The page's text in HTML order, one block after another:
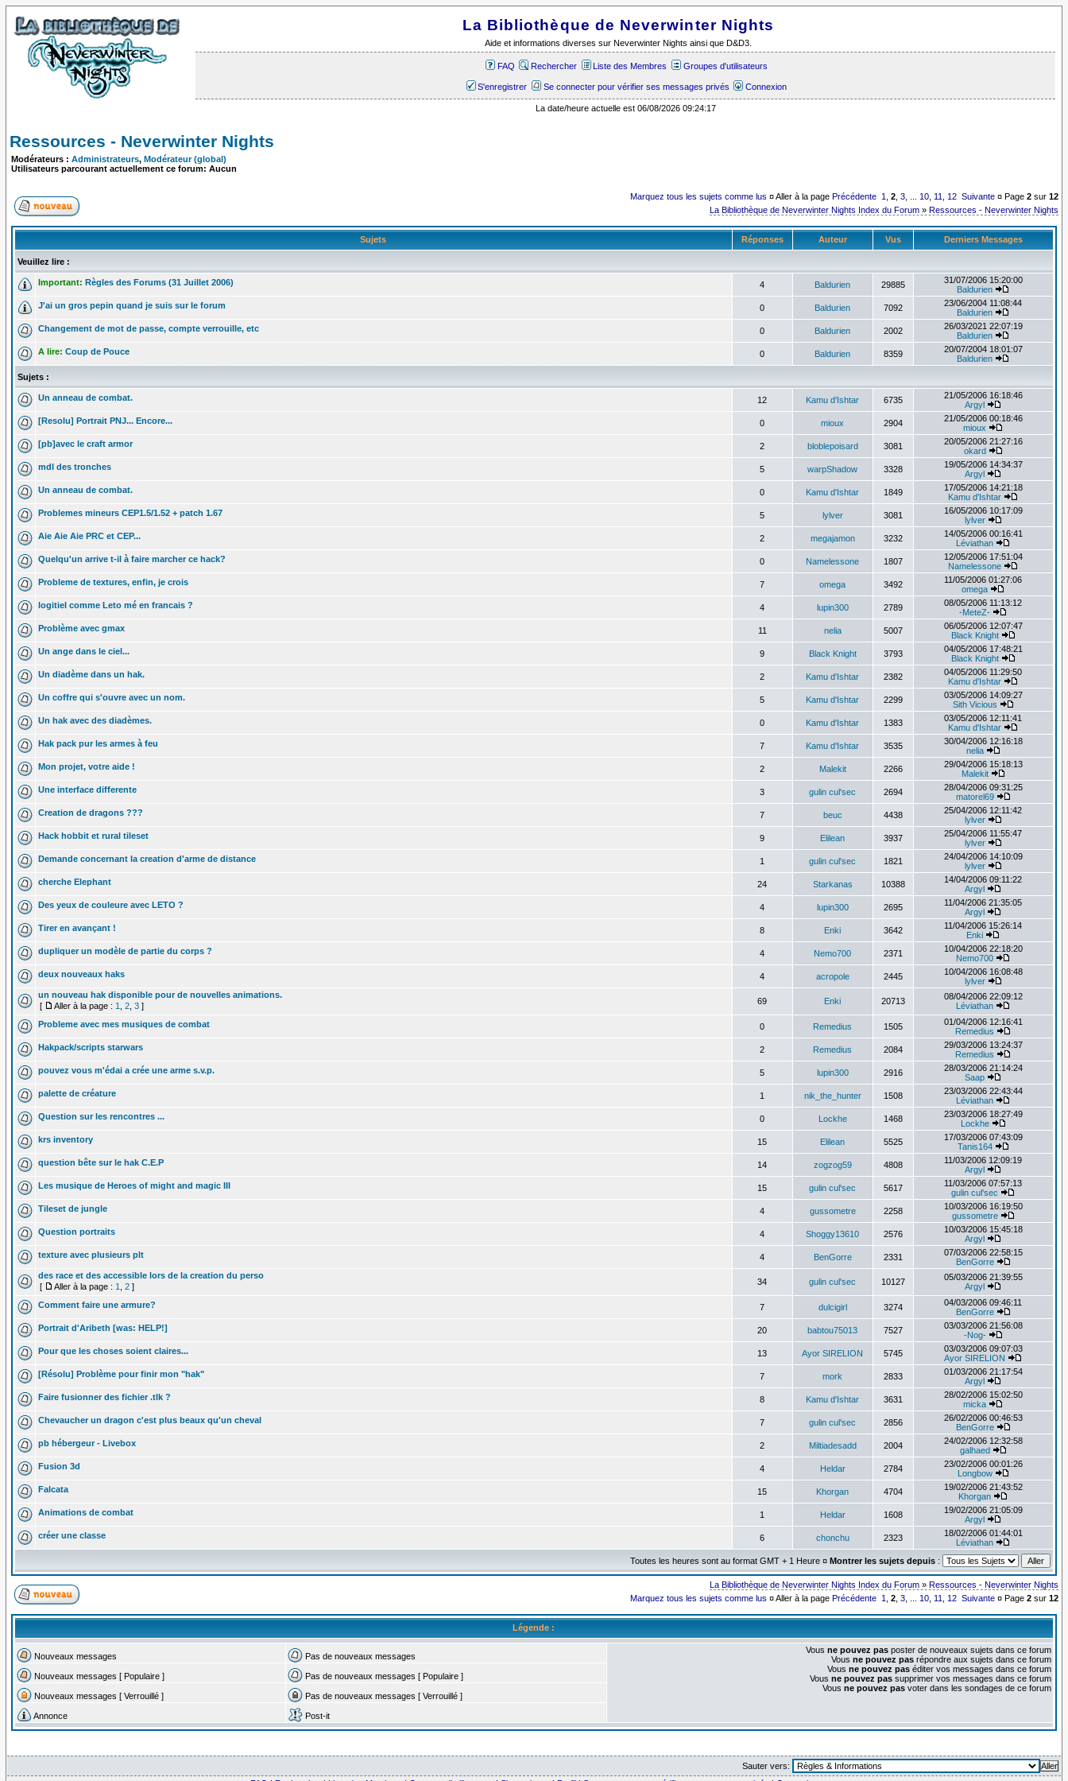
La Bibliothèque de Neverwinter Nights
Aide et informations diverses sur Neverwinter Nights ainsi que D&D3.
FAQ Rechercher Liste des Membres Groupes d'utilisateurs
S'enregistrer Se connecter pour vérifier ses messages privés Connexion
La date/heure actuelle est 06/08/2026 09:24:17
Ressources - Neverwinter Nights
Modérateurs :Administrateurs,Modérateur (global)
Utilisateurs parcourant actuellement ce forum: Aucun
Marquez tous les sujets comme lus ¤ Aller à la pagePrécédente 1 ,2 ,3 10 11 12 Suivante ¤ Page2 sur12
La Bibliothèque de Neverwinter Nights Index du Forum »Ressources - Neverwinter Nights
Sujets Réponses Auteur Vus Derniers Messages
Veuillez lire :
Important: Règles des Forums (31 Juillet 2006) 4 Baldurien 29885
31/07/2006 15:20:00
Baldurien
J'ai un gros pepin quand je suis sur le forum
0 Baldurien 7092
23/06/2004 11:08:44
Baldurien
Changement de mot de passe, compte verrouille, etc
0 Baldurien 2002
26/03/2021 22:07:19
Baldurien
A lire: Coup de Pouce 0 Baldurien 8359
20/07/2004 18:01:07
Baldurien
Sujets :
Un anneau de combat. 12 Kamu d'Ishtar 6735
21/05/2006 16:18:46
Argyl
[Resolu] Portrait PNJ... Encore...
0 mioux 2904
21/05/2006 00:18:46
mioux
[pb]avec le craft armor
2 bloblepoisard 3081
20/05/2006 21:27:16
okard
mdl des tronches
5 warpShadow 3328
19/05/2006 14:34:37
Argyl
Un anneau de combat.
0 Kamu d'Ishtar 1849
17/05/2006 14:21:18
Kamu d'Ishtar
Problemes mineurs CEP1.5/1.52 + patch 1.67
5 lylver 3081
16/05/2006 10:17:09
lylver
Aie Aie Aie PRC et CEP...
2 megajamon 3232
14/05/2006 00:16:41
Léviathan
Quelqu'un arrive t-il à faire marcher ce hack?
0 Namelessone 1807
12/05/2006 17:51:04
Namelessone
Probleme de textures, enfin, je crois
7 omega 3492
11/05/2006 01:27:06
omega
logitiel comme Leto mé en francais ?
4 lupin300 2789
08/05/2006 11:13:12
-MeteZ-
Problème avec gmax
11 nelia 5007
06/05/2006 12:07:47
Black Knight
Un ange dans le ciel...
9 Black Knight 3793
04/05/2006 17:48:21
Black Knight
Un diadème dans un hak.
2 Kamu d'Ishtar 2382
04/05/2006 11:29:50
Kamu d'Ishtar
Un coffre qui s'ouvre avec un nom.
5 Kamu d'Ishtar 2299
03/05/2006 14:09:27
Sith Vicious
Un hak avec des diadèmes.
0 Kamu d'Ishtar 1383
03/05/2006 12:11:41
Kamu d'Ishtar
Hak pack pur les armes à feu
7 Kamu d'Ishtar 3535
30/04/2006 12:16:18
nelia
Mon projet, votre aide !
2 Malekit 2266
29/04/2006 15:18:13
Malekit
Une interface differente
3 gulin cul'sec 2694
28/04/2006 09:31:25
matorel69
Creation de dragons ???
7 beuc 4438
25/04/2006 12:11:42
lylver
Hack hobbit et rural tileset
9 Elilean 3937
25/04/2006 11:55:47
lylver
Demande concernant la creation d'arme de distance
1 gulin cul'sec 1821
24/04/2006 14:10:09
lylver
cherche Elephant
24 Starkanas 10388
14/04/2006 09:11:22
Argyl
Des yeux de couleure avec LETO ?
4 lupin300 2695
11/04/2006 21:35:05
Argyl
Tirer en avançant !
8 Enki 3642
11/04/2006 15:26:14
Enki
dupliquer un modèle de partie du corps ?
4 Nemo700 2371
10/04/2006 22:18:20
Nemo700
deux nouveaux haks
4 acropole 2445
10/04/2006 16:08:48
lylver
un nouveau hak disponible pour de nouvelles animations.
[
Aller à la page :1,2,3 ]
69 Enki 20713
08/04/2006 22:09:12
Léviathan
Probleme avec mes musiques de combat
0 Remedius 1505
01/04/2006 12:16:41
Remedius
Hakpack/scripts starwars
2 Remedius 2084
29/03/2006 13:24:37
Remedius
pouvez vous m'édai a crée une arme s.v.p.
5 lupin300 2916
28/03/2006 21:14:24
Saap
palette de créature
1 nik_the_hunter 1508
23/03/2006 22:43:44
Léviathan
Question sur les rencontres ...
0 Lockhe 1468
23/03/2006 18:27:49
Lockhe
krs inventory
15 Elilean 5525
17/03/2006 07:43:09
Tanis164
question bête sur le hak C.E.P
14 zogzog59 4808
11/03/2006 12:09:19
Argyl
Les musique de Heroes of might and magic III
15 gulin cul'sec 5617
11/03/2006 07:57:13
gulin cul'sec
Tileset de jungle
4 gussometre 2258
10/03/2006 16:19:50
gussometre
Question portraits
4 Shoggy13610 2576
10/03/2006 15:45:18
Argyl
texture avec plusieurs plt
4 BenGorre 2331
07/03/2006 22:58:15
BenGorre
des race et des accessible lors de la creation du perso
[
Aller à la page :1,2 ]
34 gulin cul'sec 10127
05/03/2006 21:39:55
Argyl
Comment faire une armure?
7 dulcigirl 3274
04/03/2006 09:46:11
BenGorre
Portrait d'Aribeth [was: HELP!]
20 babtou75013 7527
03/03/2006 21:56:08
-Nog-
Pour que les choses soient claires...
13 Ayor SIRELION 5745
03/03/2006 09:07:03
Ayor SIRELION
[Résolu] Problème pour finir mon "hak"
7 mork 2833
01/03/2006 21:17:54
Argyl
Faire fusionner des fichier .tlk ?
8 Kamu d'Ishtar 3631
28/02/2006 15:02:50
micka
Chevaucher un dragon c'est plus beaux qu'un cheval
7 gulin cul'sec 2856
26/02/2006 00:46:53
BenGorre
pb hébergeur - Livebox
2 Miltiadesadd 2004
24/02/2006 12:32:58
galhaed
Fusion 3d
4 Heldar 2784
23/02/2006 00:01:26
Longbow
Falcata
15 Khorgan 4704
19/02/2006 21:43:52
Khorgan
Animations de combat
1 Heldar 1608
19/02/2006 21:05:09
Argyl
créer une classe
6 chonchu 2323
18/02/2006 01:44:01
Léviathan
Toutes les heures sont au format GMT + 1 Heure ¤Montrer les sujets depuis :
La Bibliothèque de Neverwinter Nights Index du Forum »Ressources - Neverwinter Nights
Marquez tous les sujets comme lus ¤ Aller à la pagePrécédente 1 ,2 ,3 10 11 12 Suivante ¤ Page2 sur12
Légende :
Nouveaux messages Pas de nouveaux messages
Vous ne pouvez pasposter de nouveaux sujets dans ce forum
Vous ne pouvez pasrépondre aux sujets dans ce forum
Vous ne pouvez paséditer vos messages dans ce forum
Vous ne pouvez passupprimer vos messages dans ce forum
Vous ne pouvez pasvoter dans les sondages de ce forum
Nouveaux messages [ Populaire ] Pas de nouveaux messages [ Populaire ]
Nouveaux messages [ Verrouillé ] Pas de nouveaux messages [ Verrouillé ]
Annonce Post-it
Sauter vers: